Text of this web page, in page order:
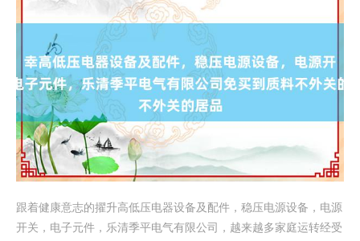
跟着健康意志的擢升高低压电器设备及配件，稳压电源设备，电源
开关，电子元件，乐清季平电气有限公司，越来越多家庭运转经受